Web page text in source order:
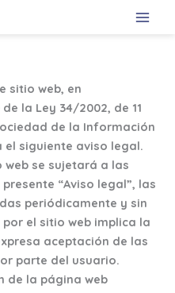
sitio web, en
la Ley 34/2002, de 11
de la Información
el siguiente aviso legal.
se sujetará a las
“Aviso legal”, las
periódicamente y sin
el sitio web implica la
aceptación de las
parte del usuario.
de la página web